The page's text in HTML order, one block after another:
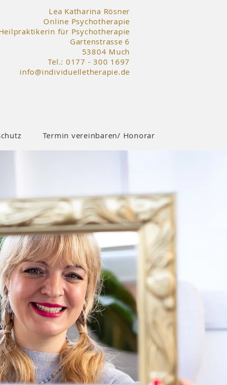
Lea Katharina Rösner
Online Psychotherapie
für Psychotherapie
Gartenstrasse 6
53804 Much
Tel.: 0177 - 300 1697
info@individuelletherapie.de
Termin vereinbaren/ Honorar